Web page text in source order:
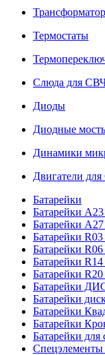
Термостаты
Слюда для
Диоды
Диодные
Динамики
Двигатели
Батарейки
Батарейки
Батарейки
Батарейки
Батарейки
Батарейки
Батарейки
Батарейки
Батарейки
Батарейки
Батарейки
Батарейки для
Спецэлементы